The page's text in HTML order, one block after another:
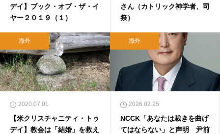
デイ】ブック・オブ・ザ・イ
ヤー２０１９（１）
さん（カトリック神学者、司
祭）
海外
2020.07.01
【米クリスチャニティ・トゥ
デイ】教会は「結婚」を救え
海外
2026.02.25
NCCK「あなたは裁きを曲げ
てはならない」と声明 尹前